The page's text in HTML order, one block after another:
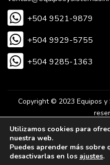
+504 9521-9879
+504 9929-5755
+504 9285-1363
Copyright © 2023 Equipos y
Utilizamos cookies para
nuestra web.
Puedes aprender más sobre
desactivarlas en los ajustes.